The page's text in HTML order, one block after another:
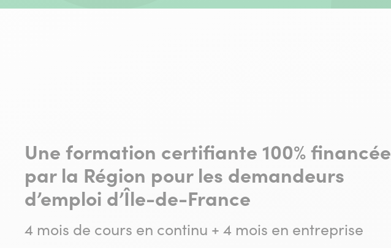
Une formation certifiante 100% financée
par la Région pour les demandeurs
d’emploi d’Île-de-France
4 mois de cours en continu + 4 mois en entreprise